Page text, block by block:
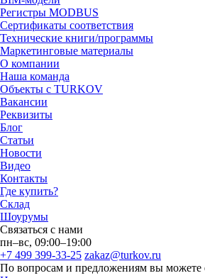
Регистры MODBUS
Сертификаты соответствия
Технические книги/программы
Маркетинговые материалы
О компании
Наша команда
Объекты с TURKOV
Вакансии
Реквизиты
Блог
Статьи
Новости
Видео
Контакты
Где купить?
Склад
Шоурумы
Связаться с нами
пн–вс, 09:00–19:00
+7 499 399-33-25 zakaz@turkov.ru
По вопросам и предложениям вы можете